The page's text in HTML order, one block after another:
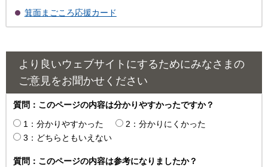
箕面まごころ応援カード
より良いウェブサイトにするためにみなさまの
ご意見をお聞かせください
質問：このページの内容は分かりやすかったですか？
1：分かりやすかった
2：分かりにくかった
3：どちらともいえない
質問：このページの内容は参考になりましたか？